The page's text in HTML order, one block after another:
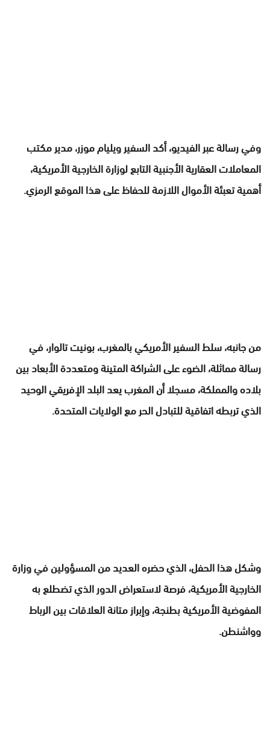
وفي رسالة عبر الفيديو، أكد السفير ويليام موزر، مدير مكتب
المعاملات العقارية الأجنبية التابع لوزارة الخارجية الأمريكية،
أهمية تعبئة الأموال اللازمة للحفاظ على هذا الموقع الرمزي.
من جانبه، سلط السفير الأمريكي بالمغرب، بونيت تالوار، في
رسالة مماثلة، الضوء على الشراكة المتينة ومتعددة الأبعاد بين
بلاده والمملكة، مسجلا أن المغرب يعد البلد الإفريقي الوحيد
الذي تربطه اتفاقية للتبادل الحر مع الولايات المتحدة.
وشكل هذا الحفل، الذي حضره العديد من المسؤولين في وزارة
الخارجية الأمريكية، فرصة لاستعراض الدور الذي تضطلع به
المفوضية الأمريكية بطنجة، وإبراز متانة العلاقات بين الرباط
وواشنطن.